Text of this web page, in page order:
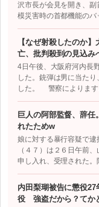
沢市長が会見を開き、
模災害時の首都機能の
【なぜ射殺したのか
亡、批判殺到の見込み
4日午後、大阪府河内長
した。銃弾は男に当た
した。 警察によりま
巨人の阿部監督、辞
れたためw
娘に対する暴行容疑で
（４７）は２６日午前
申し入れ、受理された
内田梨瑚被告に懲役
役 強盗だから？てか